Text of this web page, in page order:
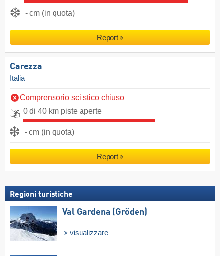
- cm (in quota)
Report
Carezza
Italia
Comprensorio sciistico chiuso
0 di 40 km piste aperte
- cm (in quota)
Report
Regioni turistiche
Val Gardena (Gröden)
visualizzare